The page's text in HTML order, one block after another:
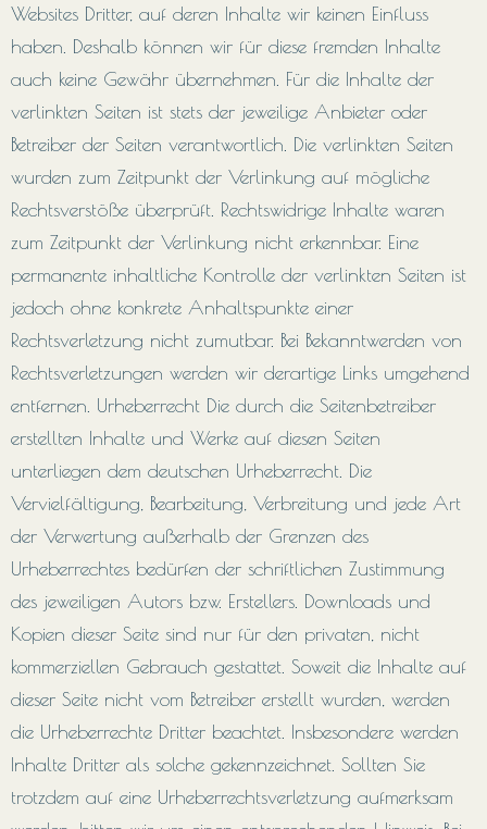
Websites Dritter, auf deren Inhalte wir keinen Einfluss
haben. Deshalb können wir für diese fremden Inhalte
auch keine Gewähr übernehmen. Für die Inhalte der
verlinkten Seiten ist stets der jeweilige Anbieter oder
Betreiber der Seiten verantwortlich. Die verlinkten Seiten
wurden zum Zeitpunkt der Verlinkung auf mögliche
Rechtsverstöße überprüft. Rechtswidrige Inhalte waren
zum Zeitpunkt der Verlinkung nicht erkennbar. Eine
permanente inhaltliche Kontrolle der verlinkten Seiten ist
jedoch ohne konkrete Anhaltspunkte einer
Rechtsverletzung nicht zumutbar. Bei Bekanntwerden von
Rechtsverletzungen werden wir derartige Links umgehend
entfernen. Urheberrecht Die durch die Seitenbetreiber
erstellten Inhalte und Werke auf diesen Seiten
unterliegen dem deutschen Urheberrecht. Die
Vervielfältigung, Bearbeitung, Verbreitung und jede Art
der Verwertung außerhalb der Grenzen des
Urheberrechtes bedürfen der schriftlichen Zustimmung
des jeweiligen Autors bzw. Erstellers. Downloads und
Kopien dieser Seite sind nur für den privaten, nicht
kommerziellen Gebrauch gestattet. Soweit die Inhalte auf
dieser Seite nicht vom Betreiber erstellt wurden, werden
die Urheberrechte Dritter beachtet. Insbesondere werden
Inhalte Dritter als solche gekennzeichnet. Sollten Sie
trotzdem auf eine Urheberrechtsverletzung aufmerksam